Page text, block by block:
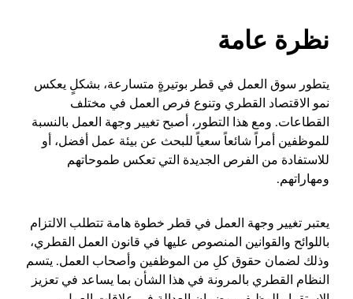
نظرة عامة
يتطور سوق العمل في قطر بوتيرةٍ متسارعة، بشكلٍ يعكس
نمو الاقتصاد القطري وتنوع فرص العمل في مختلف
القطاعات. ومع هذا التطور، أصبح تغيير وجهة العمل بالنسبة
للموظفين أمراً شائعاً سعياً للبحث عن بيئة عمل أفضل، أو
للاستفادة من الفرص الجديدة التي تعكس طموحاتهم
ومهاراتهم.
يعتبر تغيير وجهة العمل في قطر خطوة هامة تتطلب الالتزام
باللوائح والقوانين المنصوص عليها في قانون العمل القطري،
وذلك لضمان حقوق كلِ من الموظفين وأصحاب العمل. يتسم
النظام القطري بالمرونة في هذا الشأن بما يساعد في تعزيز